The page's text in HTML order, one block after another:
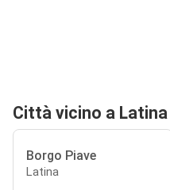
Città vicino a Latina
Borgo Piave
Latina